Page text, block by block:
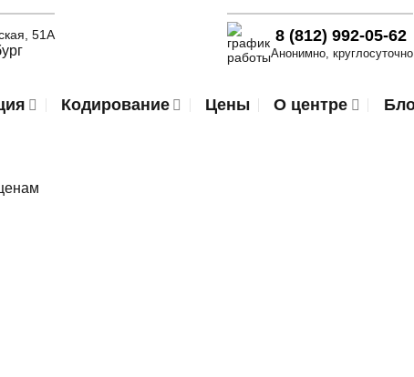
51А 8 (812) 992-05-62
Анонимно, круглосуточно
Кодирование Цены О центре